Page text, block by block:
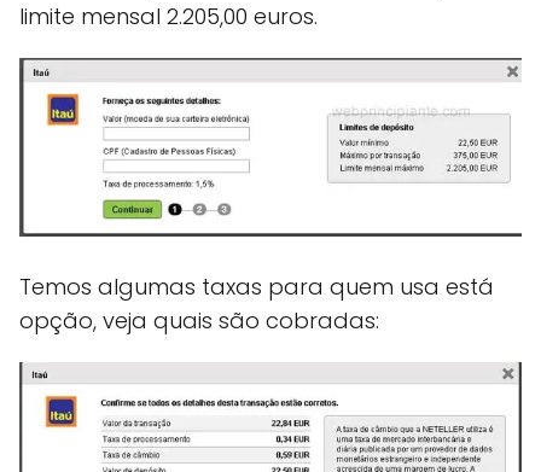
limite mensal 2.205,00 euros.
Temos algumas taxas para quem usa está
opção, veja quais são cobradas: